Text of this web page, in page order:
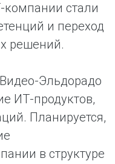
компании стали
и переход
решений.
Эльдорадо
ИТ-продуктов,
Планируется,
в структуре